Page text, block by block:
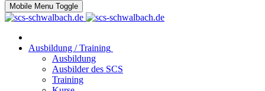
Mobile Menu Toggle
Ausbildung / Training
Ausbildung
Ausbilder des SCS
Training